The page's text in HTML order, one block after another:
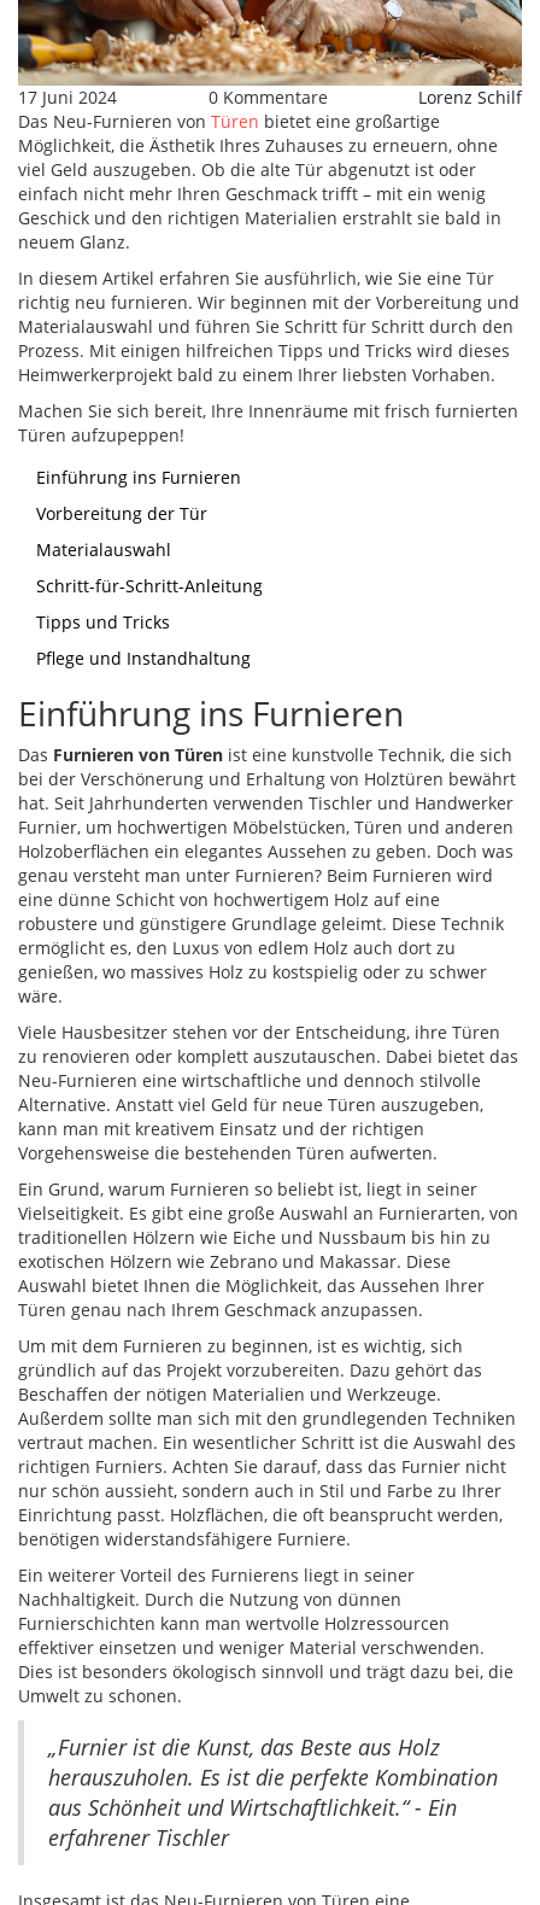
17 Juni 2024 0 Kommentare
Lorenz Schilf
Das Neu-Furnieren von Türen bietet eine großartige
Möglichkeit, die Ästhetik Ihres Zuhauses zu erneuern, ohne
viel Geld auszugeben. Ob die alte Tür abgenutzt ist oder
einfach nicht mehr Ihren Geschmack trifft – mit ein wenig
Geschick und den richtigen Materialien erstrahlt sie bald in
neuem Glanz.
In diesem Artikel erfahren Sie ausführlich, wie Sie eine Tür
richtig neu furnieren. Wir beginnen mit der Vorbereitung und
Materialauswahl und führen Sie Schritt für Schritt durch den
Prozess. Mit einigen hilfreichen Tipps und Tricks wird dieses
Heimwerkerprojekt bald zu einem Ihrer liebsten Vorhaben.
Machen Sie sich bereit, Ihre Innenräume mit frisch furnierten
Türen aufzupeppen!
Einführung ins Furnieren
Vorbereitung der Tür
Materialauswahl
Schritt-für-Schritt-Anleitung
Tipps und Tricks
Pflege und Instandhaltung
Einführung ins Furnieren
Das Furnieren von Türen ist eine kunstvolle Technik, die sich
bei der Verschönerung und Erhaltung von Holztüren bewährt
hat. Seit Jahrhunderten verwenden Tischler und Handwerker
Furnier, um hochwertigen Möbelstücken, Türen und anderen
Holzoberflächen ein elegantes Aussehen zu geben. Doch was
genau versteht man unter Furnieren? Beim Furnieren wird
eine dünne Schicht von hochwertigem Holz auf eine
robustere und günstigere Grundlage geleimt. Diese Technik
ermöglicht es, den Luxus von edlem Holz auch dort zu
genießen, wo massives Holz zu kostspielig oder zu schwer
wäre.
Viele Hausbesitzer stehen vor der Entscheidung, ihre Türen
zu renovieren oder komplett auszutauschen. Dabei bietet das
Neu-Furnieren eine wirtschaftliche und dennoch stilvolle
Alternative. Anstatt viel Geld für neue Türen auszugeben,
kann man mit kreativem Einsatz und der richtigen
Vorgehensweise die bestehenden Türen aufwerten.
Ein Grund, warum Furnieren so beliebt ist, liegt in seiner
Vielseitigkeit. Es gibt eine große Auswahl an Furnierarten, von
traditionellen Hölzern wie Eiche und Nussbaum bis hin zu
exotischen Hölzern wie Zebrano und Makassar. Diese
Auswahl bietet Ihnen die Möglichkeit, das Aussehen Ihrer
Türen genau nach Ihrem Geschmack anzupassen.
Um mit dem Furnieren zu beginnen, ist es wichtig, sich
gründlich auf das Projekt vorzubereiten. Dazu gehört das
Beschaffen der nötigen Materialien und Werkzeuge.
Außerdem sollte man sich mit den grundlegenden Techniken
vertraut machen. Ein wesentlicher Schritt ist die Auswahl des
richtigen Furniers. Achten Sie darauf, dass das Furnier nicht
nur schön aussieht, sondern auch in Stil und Farbe zu Ihrer
Einrichtung passt. Holzflächen, die oft beansprucht werden,
benötigen widerstandsfähigere Furniere.
Ein weiterer Vorteil des Furnierens liegt in seiner
Nachhaltigkeit. Durch die Nutzung von dünnen
Furnierschichten kann man wertvolle Holzressourcen
effektiver einsetzen und weniger Material verschwenden.
Dies ist besonders ökologisch sinnvoll und trägt dazu bei, die
Umwelt zu schonen.
„Furnier ist die Kunst, das Beste aus Holz
herauszuholen. Es ist die perfekte Kombination
aus Schönheit und Wirtschaftlichkeit.“ - Ein
erfahrener Tischler